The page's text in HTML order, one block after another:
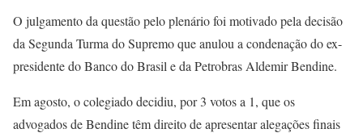
O julgamento da questão pelo plenário foi motivado pela decisão
da Segunda Turma do Supremo que anulou a condenação do ex-
presidente do Banco do Brasil e da Petrobras Aldemir Bendine.
Em agosto, o colegiado decidiu, por 3 votos a 1, que os
advogados de Bendine têm direito de apresentar alegações finais